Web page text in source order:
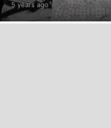
5 years ago4
e